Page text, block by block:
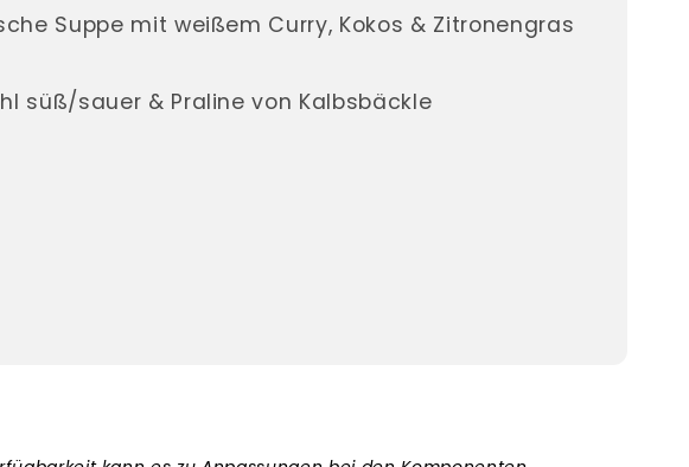
Suppe mit weißem Curry, Kokos & Zitronengras
süß/sauer & Praline von Kalbsbäckle